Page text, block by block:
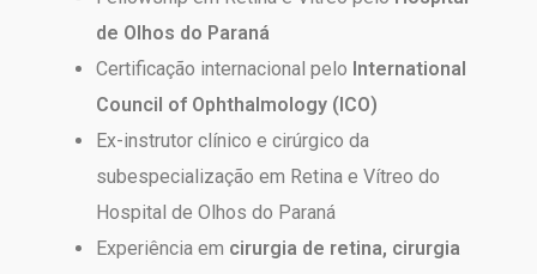
de Olhos do Paraná
Certificação internacional pelo International
Council of Ophthalmology (ICO)
Ex-instrutor clínico e cirúrgico da
subespecialização em Retina e Vítreo do
Hospital de Olhos do Paraná
Experiência em cirurgia de retina, cirurgia